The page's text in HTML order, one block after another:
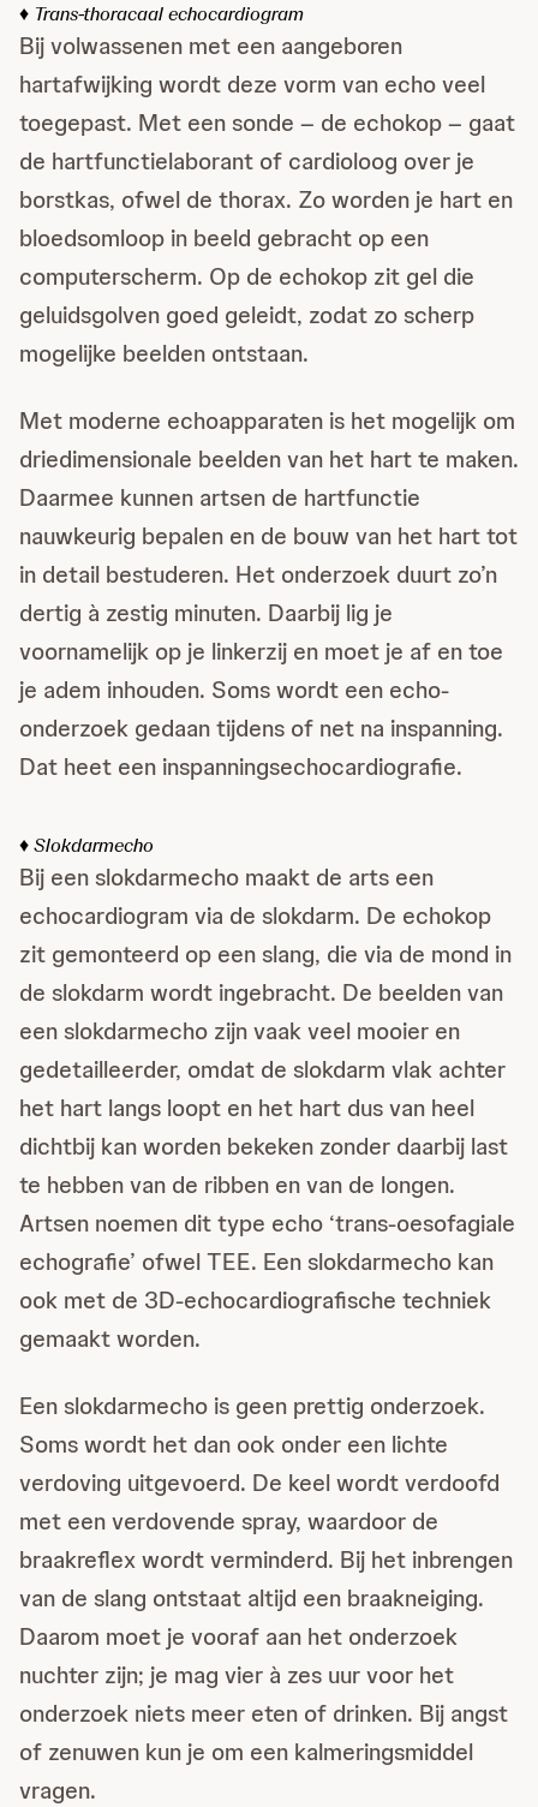
♦ Trans-thoracaal echocardiogram
Bij volwassenen met een aangeboren
hartafwijking wordt deze vorm van echo veel
toegepast. Met een sonde – de echokop – gaat
de hartfunctielaborant of cardioloog over je
borstkas, ofwel de thorax. Zo worden je hart en
bloedsomloop in beeld gebracht op een
computerscherm. Op de echokop zit gel die
geluidsgolven goed geleidt, zodat zo scherp
mogelijke beelden ontstaan.
Met moderne echoapparaten is het mogelijk om
driedimensionale beelden van het hart te maken.
Daarmee kunnen artsen de hartfunctie
nauwkeurig bepalen en de bouw van het hart tot
in detail bestuderen. Het onderzoek duurt zo’n
dertig à zestig minuten. Daarbij lig je
voornamelijk op je linkerzij en moet je af en toe
je adem inhouden. Soms wordt een echo-
onderzoek gedaan tijdens of net na inspanning.
Dat heet een inspanningsechocardiografie.
♦ Slokdarmecho
Bij een slokdarmecho maakt de arts een
echocardiogram via de slokdarm. De echokop
zit gemonteerd op een slang, die via de mond in
de slokdarm wordt ingebracht. De beelden van
een slokdarmecho zijn vaak veel mooier en
gedetailleerder, omdat de slokdarm vlak achter
het hart langs loopt en het hart dus van heel
dichtbij kan worden bekeken zonder daarbij last
te hebben van de ribben en van de longen.
Artsen noemen dit type echo ‘trans-oesofagiale
echografie’ ofwel TEE. Een slokdarmecho kan
ook met de 3D-echocardiografische techniek
gemaakt worden.
Een slokdarmecho is geen prettig onderzoek.
Soms wordt het dan ook onder een lichte
verdoving uitgevoerd. De keel wordt verdoofd
met een verdovende spray, waardoor de
braakreflex wordt verminderd. Bij het inbrengen
van de slang ontstaat altijd een braakneiging.
Daarom moet je vooraf aan het onderzoek
nuchter zijn; je mag vier à zes uur voor het
onderzoek niets meer eten of drinken. Bij angst
of zenuwen kun je om een kalmeringsmiddel
vragen.